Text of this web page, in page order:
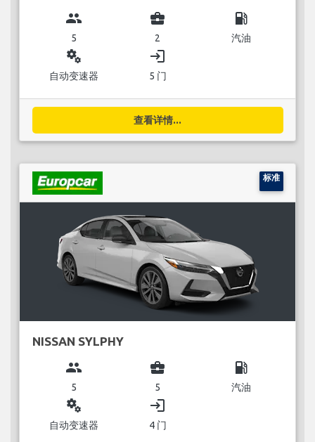
group
5
business_center
2
local_gas_station
汽油
miscellaneous_services
自动变速器
login
5 门
查看详情...
标准
NISSAN SYLPHY
group
5
business_center
5
local_gas_station
汽油
miscellaneous_services
自动变速器
login
4 门